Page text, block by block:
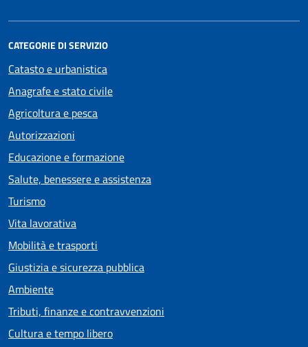
CATEGORIE DI SERVIZIO
Catasto e urbanistica
Anagrafe e stato civile
Agricoltura e pesca
Autorizzazioni
Educazione e formazione
Salute, benessere e assistenza
Turismo
Vita lavorativa
Mobilità e trasporti
Giustizia e sicurezza pubblica
Ambiente
Tributi, finanze e contravvenzioni
Cultura e tempo libero